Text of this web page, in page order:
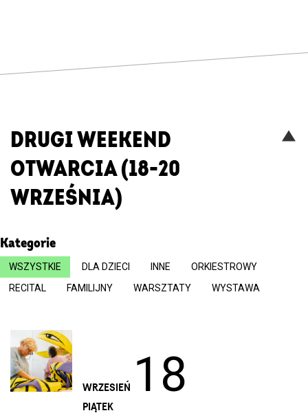
DRUGI WEEKEND
OTWARCIA (18-20
WRZEŚNIA)
Kategorie
WSZYSTKIE DLA DZIECI INNE
ORKIESTROWY
RECITAL
FAMILIJNY WARSZTATY WYSTAWA
WRZESIEŃ 18
PIĄTEK